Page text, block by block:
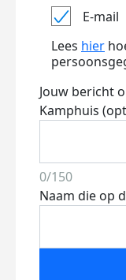
E-mail
Lees hier
Jouw bericht
Kamphuis
0/150
Naam die op